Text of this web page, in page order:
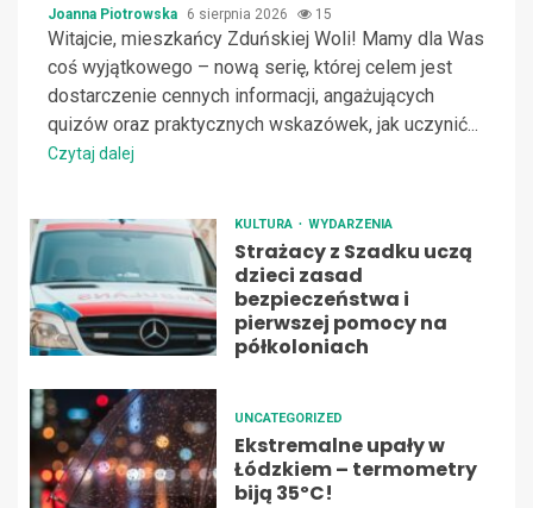
Joanna Piotrowska 6 sierpnia 2026 15
Witajcie, mieszkańcy Zduńskiej Woli! Mamy dla Was
coś wyjątkowego – nową serię, której celem jest
dostarczenie cennych informacji, angażujących
quizów oraz praktycznych wskazówek, jak uczynić...
Czytaj dalej
KULTURA WYDARZENIA
Strażacy z Szadku uczą
dzieci zasad
bezpieczeństwa i
pierwszej pomocy na
półkoloniach
UNCATEGORIZED
Ekstremalne upały w
Łódzkiem – termometry
biją 35ºC!